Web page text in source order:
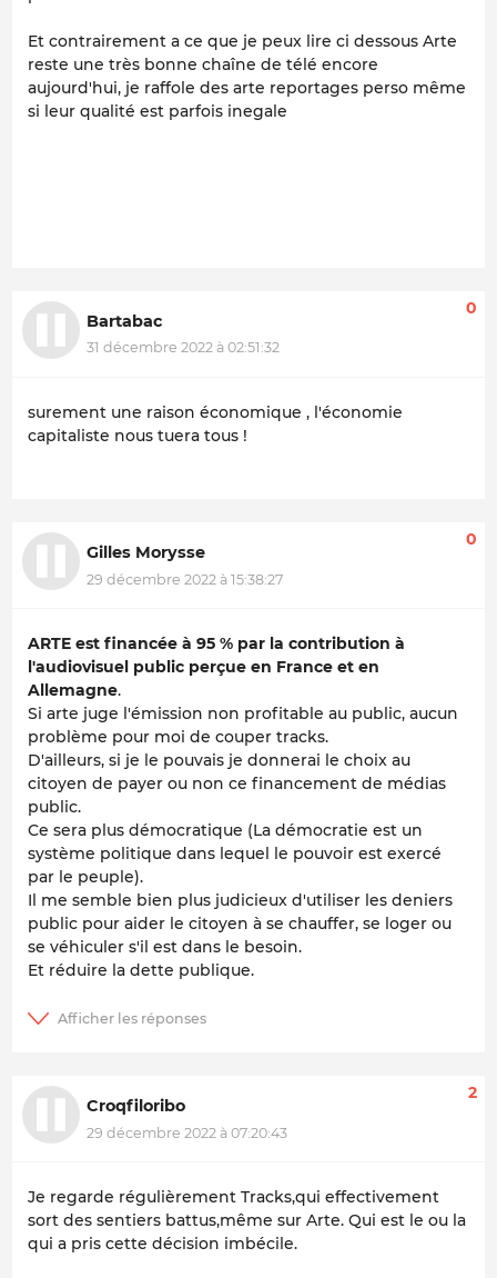
Et contrairement a ce que je peux lire ci dessous Arte
reste une très bonne chaîne de télé encore
aujourd'hui, je raffole des arte reportages perso même
si leur qualité est parfois inegale
Bartabac
31 décembre 2022 à 02:51:32
0
surement une raison économique , l'économie
capitaliste nous tuera tous !
Gilles Morysse
29 décembre 2022 à 15:38:27
0
ARTE est financée à 95 % par la contribution à
l'audiovisuel public perçue en France et en
Allemagne.
Si arte juge l'émission non profitable au public, aucun
problème pour moi de couper tracks.
D'ailleurs, si je le pouvais je donnerai le choix au
citoyen de payer ou non ce financement de médias
public.
Ce sera plus démocratique (La démocratie est un
système politique dans lequel le pouvoir est exercé
par le peuple).
Il me semble bien plus judicieux d'utiliser les deniers
public pour aider le citoyen à se chauffer, se loger ou
se véhiculer s'il est dans le besoin.
Et réduire la dette publique.
Croqfiloribo
29 décembre 2022 à 07:20:43
2
Je regarde régulièrement Tracks,qui effectivement
sort des sentiers battus,même sur Arte. Qui est le ou la
qui a pris cette décision imbécile.